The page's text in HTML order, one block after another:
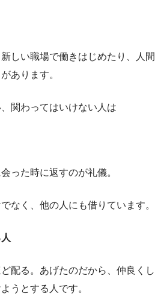
しい職場で働きはじめたり、人間
あります。
関わってはいけない人は
った時に返すのが礼儀。
なく、他の人にも借りています。
配る。あげたのだから、仲良くし
うとする人です。